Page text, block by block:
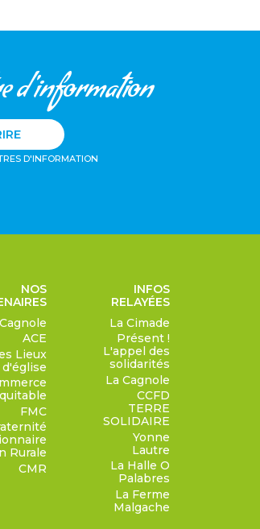
d'information
D'INFORMATION
NOS
ACE
Lieux
d'église
FMC
Rurale
CMR
INFOS
RELAYÉES
La Cimade
Présent !
L'appel des
solidarités
La Cagnole
CCFD
TERRE
SOLIDAIRE
Yonne
Lautre
La Halle O
Palabres
La Ferme
Malgache